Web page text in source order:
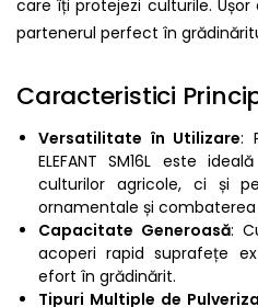
care îți protejezi culturile.
partenerul perfect în
Caracteristici
Versatilitate în Utilizare:
ELEFANT SM16L este
culturilor agricole, ci și
ornamentale și
Capacitate Generoasă:
acoperi rapid suprafețe
efort în grădinărit.
Tipuri Multiple de